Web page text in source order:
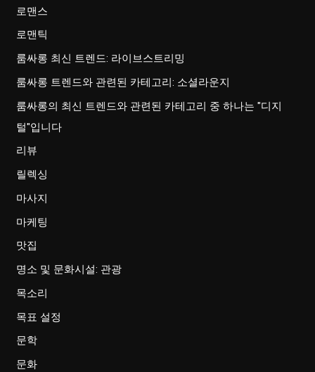
로맨스
로맨틱
룸싸롱 최신 트렌드: 라이브스트리밍
룸싸롱 트렌드와 관련된 카테고리: 소셜라운지
룸싸롱의 최신 트렌드와 관련된 카테고리 중 하나는 "디지
털"입니다
리뷰
릴렉싱
마사지
마케팅
맛집
명소 및 문화시설: 관광
목소리
목표 설정
문학
문화